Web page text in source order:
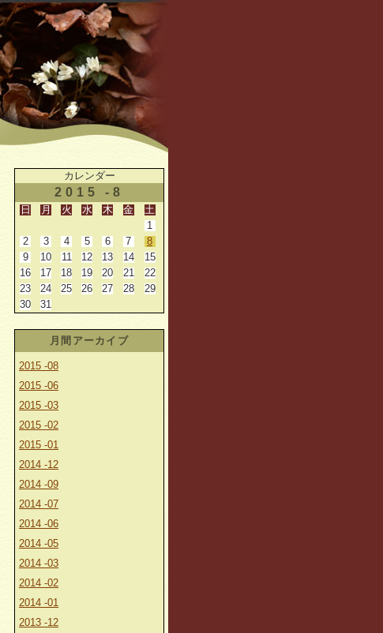
カレンダー
2015 -8
日 月 火 水 木 金
土
1
2
3 4 5 6 7
8
9
10 11 12 13 14
15
16
17 18 19 20 21
22
23
24 25 26 27 28
29
30
31
月間アーカイブ
2015 -08
2015 -06
2015 -03
2015 -02
2015 -01
2014 -12
2014 -09
2014 -07
2014 -06
2014 -05
2014 -03
2014 -02
2014 -01
2013 -12